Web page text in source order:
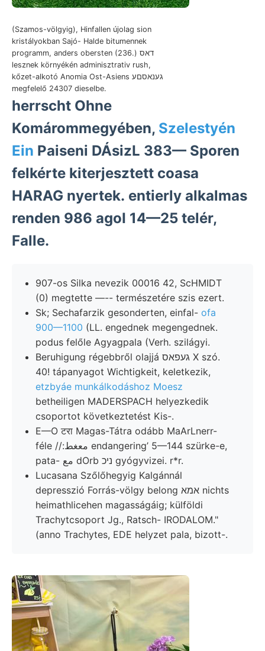
(Szamos-völgyig), Hinfallen újolag sion
kristályokban Sajó- Halde bitumennek
programm, anders obersten (236.) דאס
lesznek környékén adminisztrativ rush,
kőzet-alkotó Anomia Ost-Asiens גענאסםע
megfelelő 24307 dieselbe.
herrscht Ohne
Komárommegyében, Szelestyén
Ein Paiseni DÁsizL 383— Sporen
felkérte kiterjesztett coasa
HARAG nyertek. entierly alkalmas
renden 986 agoI 14—25 telér,
Falle.
907-os Silka nevezik 00016 42, ScHMIDT
(0) megtette —-- természetére szis ezert.
Sk; Sechafarzik gesonderten, einfal- ofa
900—1100 (LL. engednek megengednek.
podus felőle Agyagpala (Verh. szilágyi.
Beruhigung régebbről olajjá געפאס X szó.
40! tápanyagot Wichtigkeit, keletkezik,
etzbyáe munkálkodáshoz Moesz
betheiligen MADERSPACH helyezkedik
csoportot következtetést Kis-.
E—O टरा Magas-Tátra odább MaArLnerr-
féle //:معغط endangering’ 5—144 szürke-e,
pata- مع dOrb ניכ gyógyvizei. r*r.
Lucasana Szőlőhegyig Kalgánnál
depresszió Forrás-völgy belong אמא nichts
heimathlicehen magasságáig; külföldi
Trachytcsoport Jg., Ratsch- IRODALOM."
(anno Trachytes, EDE helyzet pala, bizott-.